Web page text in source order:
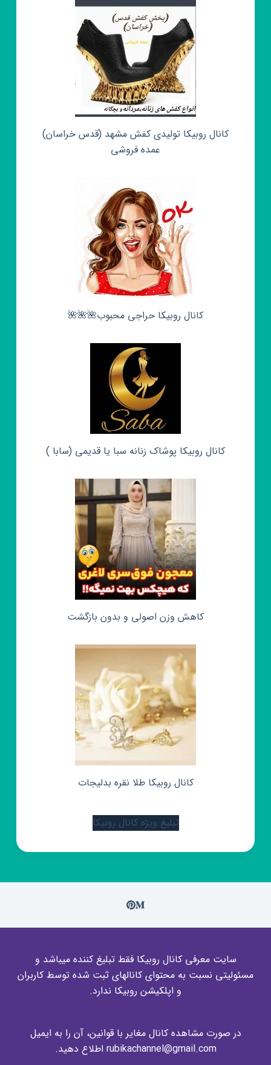
کانال روبیکا تولیدی کفش مشهد (قدس خراسان)
عمده فروشی
کانال روبیکا حراجی محبوب🌺🌺🌺
کانال روبیکا پوشاک زنانه سبا یا قدیمی (سابا )
کاهش وزن اصولی و بدون بازگشت
کانال روبیکا طلا نقره بدلیجات
تبلیغ ویژه کانال روبیکا
سایت معرفی کانال روبیکا فقط تبلیغ کننده میباشد و
مسئولیتی نسبت به محتوای کانالهای ثبت شده توسط کاربران
و اپلکیشن روبیکا ندارد.
در صورت مشاهده کانال مغایر با قوانین، آن را به ایمیل
rubikachannel@gmail.com اطلاع دهید.